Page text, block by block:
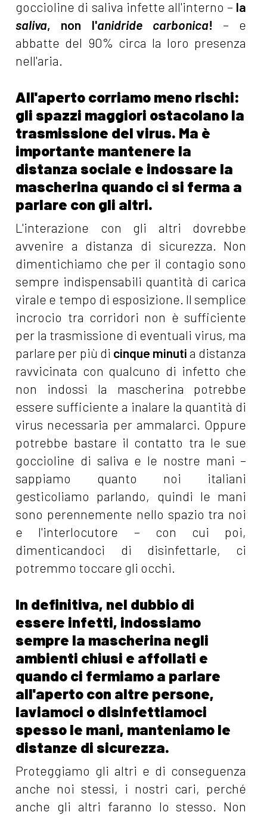
goccioline di saliva infette all'interno – la
saliva, non l'anidride carbonica! – e
abbatte del 90% circa la loro presenza
nell'aria.
All'aperto corriamo meno rischi:
gli spazzi maggiori ostacolano la
trasmissione del virus. Ma è
importante mantenere la
distanza sociale e indossare la
mascherina quando ci si ferma a
parlare con gli altri.
L'interazione con gli altri dovrebbe
avvenire a distanza di sicurezza. Non
dimentichiamo che per il contagio sono
sempre indispensabili quantità di carica
virale e tempo di esposizione. Il semplice
incrocio tra corridori non è sufficiente
per la trasmissione di eventuali virus, ma
parlare per più di cinque minutia distanza
ravvicinata con qualcuno di infetto che
non indossi la mascherina potrebbe
essere sufficiente a inalare la quantità di
virus necessaria per ammalarci. Oppure
potrebbe bastare il contatto tra le sue
goccioline di saliva e le nostre mani –
sappiamo quanto noi italiani
gesticoliamo parlando, quindi le mani
sono perennemente nello spazio tra noi
e l'interlocutore – con cui poi,
dimenticandoci di disinfettarle, ci
potremmo toccare gli occhi.
In definitiva, nel dubbio di
essere infetti, indossiamo
sempre la mascherina negli
ambienti chiusi e affollati e
quando ci fermiamo a parlare
all'aperto con altre persone,
laviamoci o disinfettiamoci
spesso le mani, manteniamo le
distanze di sicurezza.
Proteggiamo gli altri e di conseguenza
anche noi stessi, i nostri cari, perché
anche gli altri faranno lo stesso. Non